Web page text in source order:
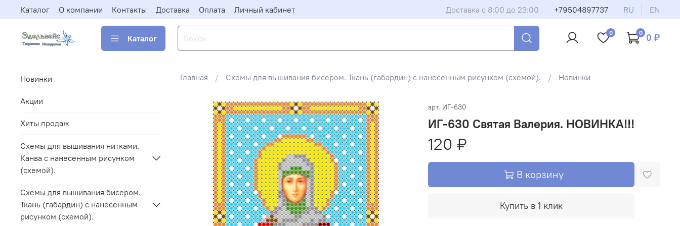
Каталог О компании Контакты Доставка Оплата Личный кабинет Доставка с 8:00 до 23:00 +79504897737 RU EN
Каталог
0 0 0 ₽
Главная Схемы для вышивания бисером. Ткань (габардин) с нанесенным рисунком (схемой). Новинки
арт. ИГ-630
ИГ-630 Святая Валерия. НОВИНКА!!!
120 ₽
В корзину
Купить в 1 клик
Новинки
Акции
Хиты продаж
Схемы для вышивания нитками.
Канва с нанесенным рисунком
(схемой).
Схемы для вышивания бисером.
Ткань (габардин) с нанесенным
рисунком (схемой).